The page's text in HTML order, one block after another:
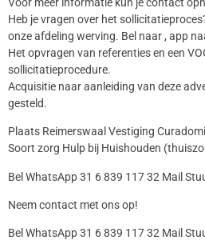
Heb je vragen over het
onze afdeling werving. Bel naar , app
Het opvragen van referenties en een
sollicitatieprocedure.
Acquisitie naar aanleiding van deze
gesteld.
Plaats Reimerswaal Vestiging
Soort zorg Hulp bij Huishouden
Bel WhatsApp 31 6 839 117 32 Mail
Neem contact met ons op!
Bel WhatsApp 31 6 839 117 32 Mail